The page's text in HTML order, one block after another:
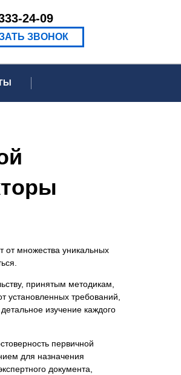
24-09
ЗВОНОК
суда
от множества уникальных
принятым методикам,
установленных требований,
изучение каждого
первичной
для назначения
документа,